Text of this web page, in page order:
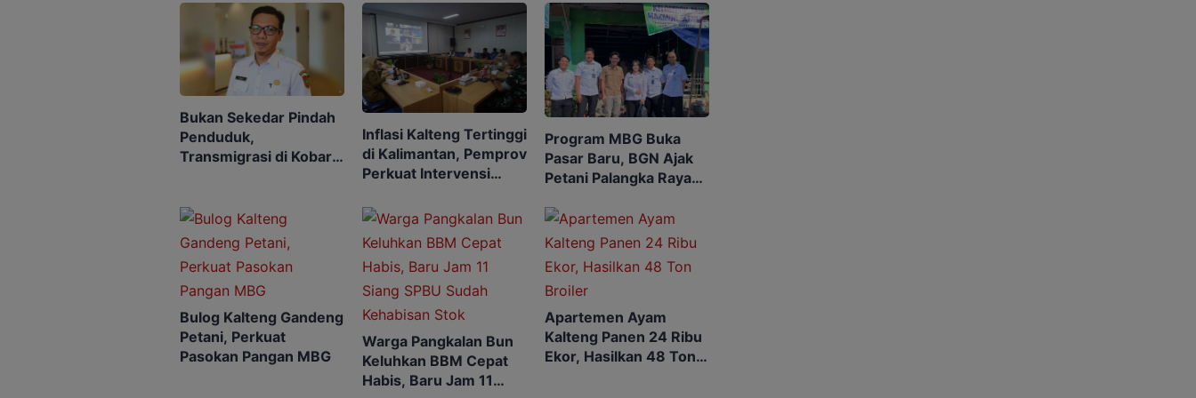
Bukan Sekedar Pindah
Penduduk,
Transmigrasi di Kobar
Inflasi Kalteng Tertinggi
di Kalimantan, Pemprov
Perkuat Intervensi
Program MBG Buka
Pasar Baru, BGN Ajak
Petani Palangka Raya
Bulog Kalteng Gandeng
Petani, Perkuat
Pasokan Pangan MBG
Warga Pangkalan Bun
Keluhkan BBM Cepat
Habis, Baru Jam 11
Apartemen Ayam
Kalteng Panen 24 Ribu
Ekor, Hasilkan 48 Ton